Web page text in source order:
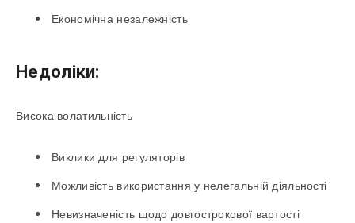
Економічна незалежність
Недоліки:
Висока волатильність
Виклики для регуляторів
Можливість використання у нелегальній діяльності
Невизначеність щодо довгострокової вартості